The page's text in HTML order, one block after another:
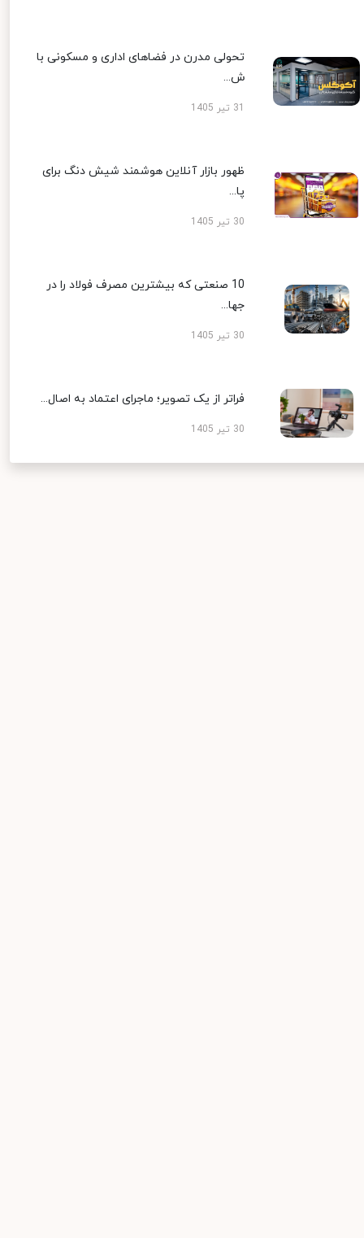
تحولی مدرن در فضاهای اداری و مسکونی با
ش...
ظهور بازار آنلاین هوشمند شیش دنگ برای
پا...
30 تیر 1405
10 صنعتی که بیشترین مصرف فولاد را در
جها...
30 تیر 1405
فراتر از یک تصویر؛ ماجرای اعتماد به اصال...
30 تیر 1405